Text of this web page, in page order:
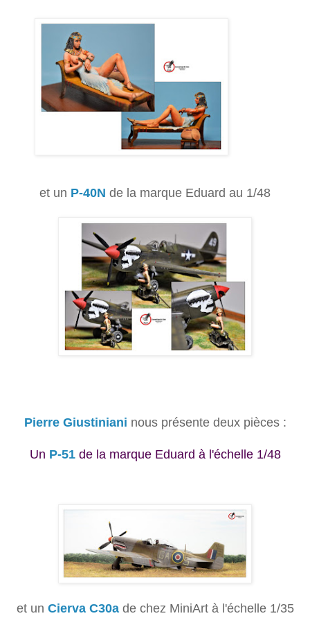
et un P-40N de la marque Eduard au 1/48
Pierre Giustiniani nous présente deux pièces :
Un P-51de la marque Eduard à l'échelle 1/48
et un Cierva C30ade chez MiniArt à l'échelle 1/35